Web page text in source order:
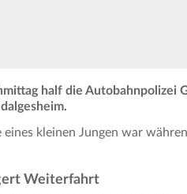
half die Autobahnpolizei
eines kleinen Jungen war
Weiterfahrt